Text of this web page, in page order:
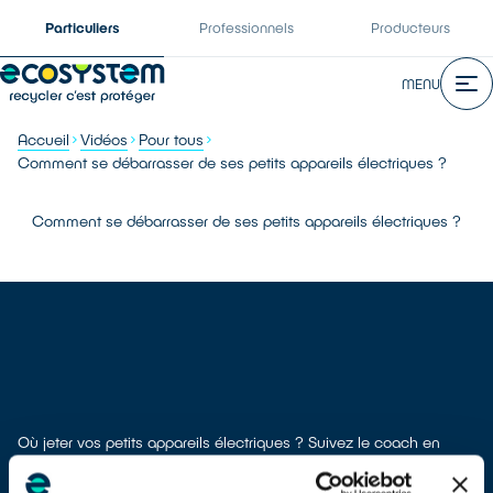
Particuliers Professionnels Producteurs
MENU
Accueil Vidéos
Pour tous
Comment se débarrasser de ses petits appareils électriques ?
Comment se débarrasser de ses petits appareils électriques ?
Où jeter vos petits appareils électriques ? Suivez le coach en
multi-produits. Un geste simple à faire en faisant vos courses.